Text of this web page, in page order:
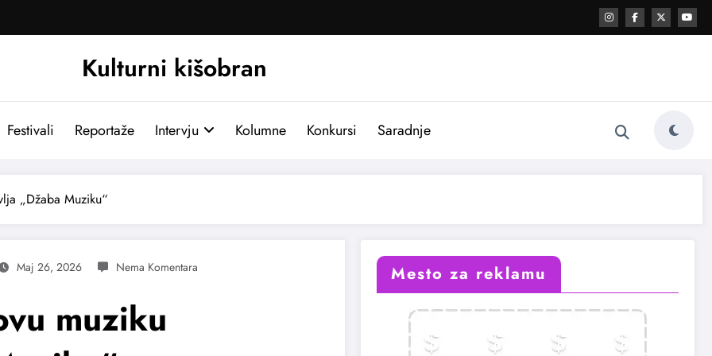
Kulturni kišobran
Festivali Reportaže Intervju Kolumne Konkursi Saradnje
„Džaba Muziku“
Maj 26, 2026
muziku
Mesto za reklamu